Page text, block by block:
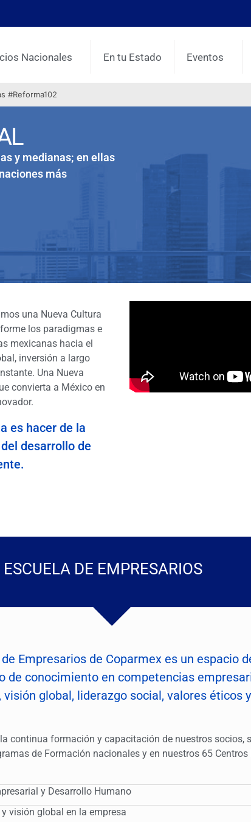
Nacionales En tu Estado Eventos
#Reforma102
y medianas; en ellas
más
una Nueva Cultura
los paradigmas e
mexicanas hacia el
inversión a largo
Una Nueva
convierta a México en
es hacer de la
desarrollo de
ESCUELA DE EMPRESARIOS
Empresarios de Coparmex es un espacio
de conocimiento en competencias
visión global, liderazgo social, valores éticos
continua formación y capacitación de nuestros socios,
de Formación nacionales y en nuestros 65
y Desarrollo Humano
visión global en la empresa